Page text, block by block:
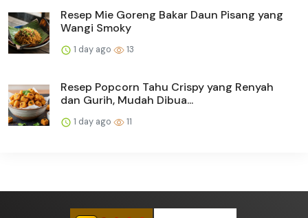
Resep Mie Goreng Bakar Daun Pisang yang
Wangi Smoky
1 day ago 13
Resep Popcorn Tahu Crispy yang Renyah
dan Gurih, Mudah Dibua...
1 day ago 11